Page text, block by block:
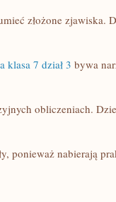
złożone zjawiska.
klasa 7 dział 3 bywa
obliczeniach.
ponieważ nabierają